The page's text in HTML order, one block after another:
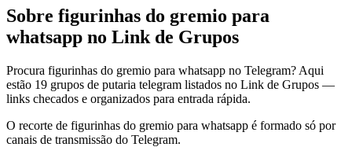
Sobre figurinhas do gremio para
whatsapp no Link de Grupos
Procura figurinhas do gremio para whatsapp no Telegram? Aqui
estão 19 grupos de putaria telegram listados no Link de Grupos —
links checados e organizados para entrada rápida.
O recorte de figurinhas do gremio para whatsapp é formado só por
canais de transmissão do Telegram.